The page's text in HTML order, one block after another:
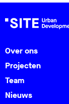
Over ons
Projecten
Team
Nieuws